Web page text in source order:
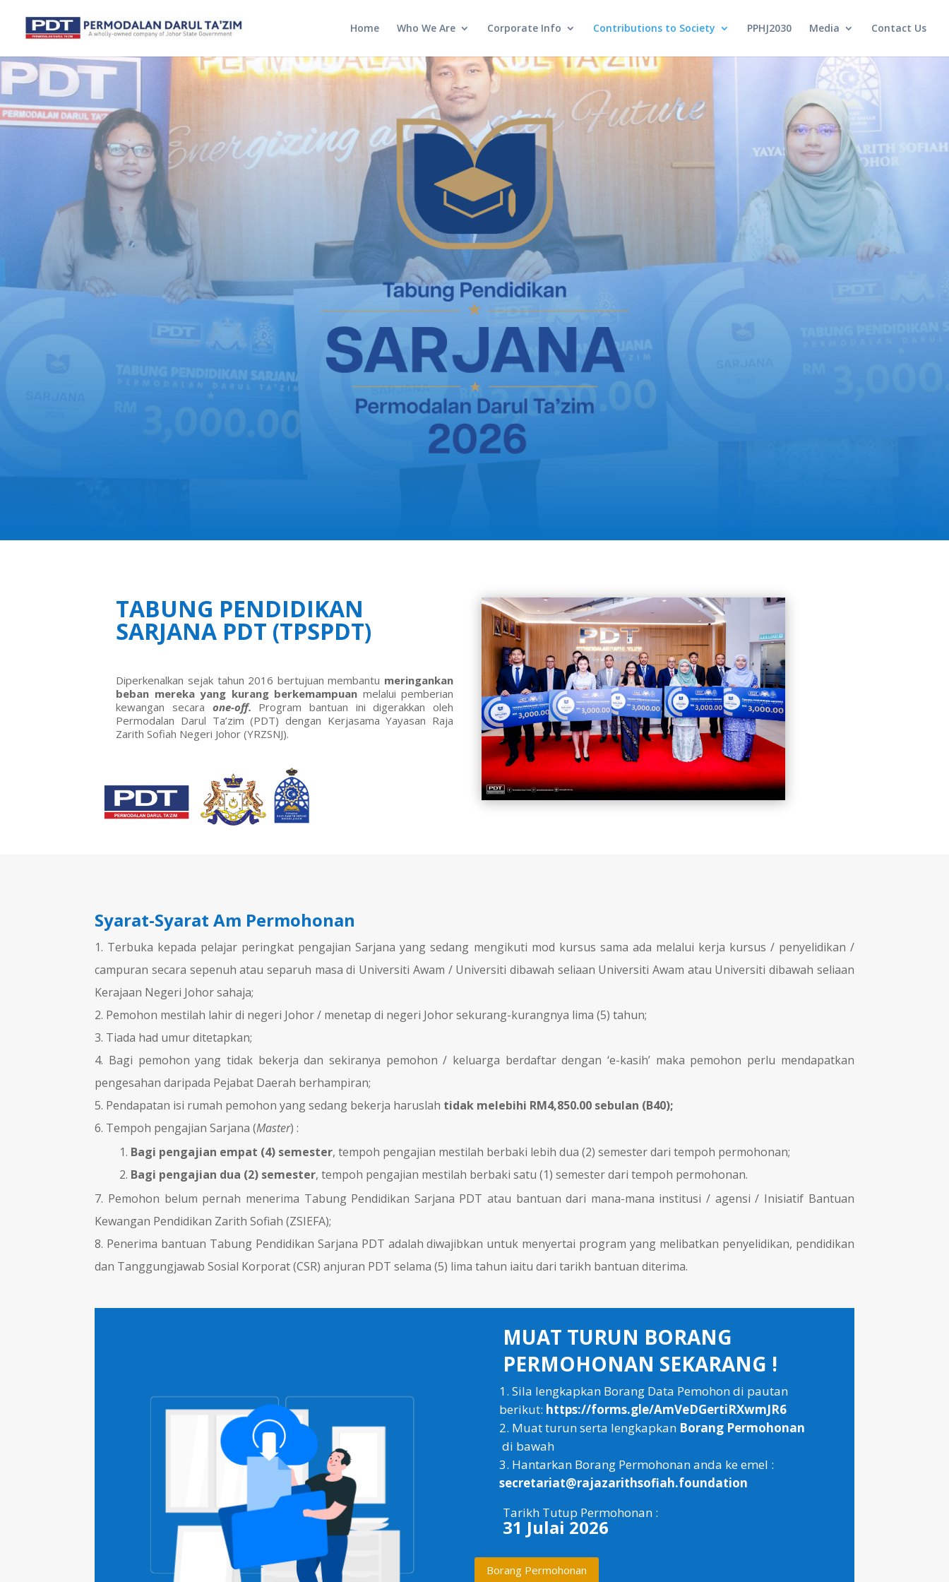
Home Who We Are Corporate Info Contributions to Society PPHJ2030 Media Contact Us
TABUNG PENDIDIKAN
SARJANA PDT (TPSPDT)
Diperkenalkan sejak tahun 2016 bertujuan membantu meringankan
beban mereka yang kurang berkemampuan melalui pemberian
kewangan secara one-off. Program bantuan ini digerakkan oleh
Permodalan Darul Ta’zim (PDT) dengan Kerjasama Yayasan Raja
Zarith Sofiah Negeri Johor (YRZSNJ).
Syarat-Syarat Am Permohonan
Terbuka kepada pelajar peringkat pengajian Sarjana yang sedang mengikuti mod kursus sama ada melalui kerja kursus / penyelidikan /
campuran secara sepenuh atau separuh masa di Universiti Awam / Universiti dibawah seliaan Universiti Awam atau Universiti dibawah seliaan
Kerajaan Negeri Johor sahaja;
Pemohon mestilah lahir di negeri Johor / menetap di negeri Johor sekurang-kurangnya lima (5) tahun;
Tiada had umur ditetapkan;
Bagi pemohon yang tidak bekerja dan sekiranya pemohon / keluarga berdaftar dengan ‘e-kasih’ maka pemohon perlu mendapatkan
pengesahan daripada Pejabat Daerah berhampiran;
Pendapatan isi rumah pemohon yang sedang bekerja haruslah tidak melebihi RM4,850.00 sebulan (B40);
Tempoh pengajian Sarjana (Master) :
Bagi pengajian empat (4) semester, tempoh pengajian mestilah berbaki lebih dua (2) semester dari tempoh permohonan;
Bagi pengajian dua (2) semester, tempoh pengajian mestilah berbaki satu (1) semester dari tempoh permohonan.
Pemohon belum pernah menerima Tabung Pendidikan Sarjana PDT atau bantuan dari mana-mana institusi / agensi / Inisiatif Bantuan
Kewangan Pendidikan Zarith Sofiah (ZSIEFA);
Penerima bantuan Tabung Pendidikan Sarjana PDT adalah diwajibkan untuk menyertai program yang melibatkan penyelidikan, pendidikan
dan Tanggungjawab Sosial Korporat (CSR) anjuran PDT selama (5) lima tahun iaitu dari tarikh bantuan diterima.
MUAT TURUN BORANG
PERMOHONAN SEKARANG !
Sila lengkapkan Borang Data Pemohon di pautan
berikut: ⁠https://forms.gle/AmVeDGertiRXwmJR6
Muat turun serta lengkapkan Borang Permohonan
di bawah
Hantarkan Borang Permohonan anda ke emel :
secretariat@rajazarithsofiah.foundation
Tarikh Tutup Permohonan :
31 Julai 2026
Borang Permohonan